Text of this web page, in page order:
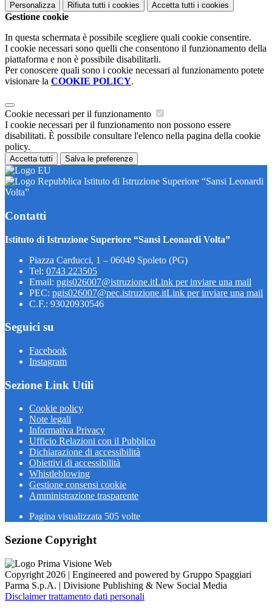
Personalizza Rifiuta tutti i cookies Accetta tutti i cookies
Gestione cookie
In questa schermata è possibile scegliere quali cookie consentire.
I cookie necessari sono quelli che consentono il funzionamento della
piattaforma e non è possibile disabilitarli.
Per conoscere quali sono i cookie necessari al funzionamento potete
visionare la COOKIE POLICY.
Cookie necessari per il funzionamento
I cookie necessari per il funzionamento non possono essere
disabilitati. È possibile consultare l'elenco nella pagina della cookie
policy.
Accetta tutti Salva le preferenze
Istituto di Istruzione Superiore “Sansi Leonardi
Volta”
Contatti
Istituto di Istruzione Superiore “Sansi Leonardi Volta”
Piazza Carducci, 1 – 06049 Spoleto (PG)
Tel: 0743 223505
Email: pgis026007@istruzione.itLink per inviare una mail
PEC: pgis026007@pec.istruzione.itLink per inviare una mail
C.F.: 93020930546
Seguici su
Facebook
Instagram
Sezione Link Utili
Cookie policy
Note legali
Informativa Privacy
Ufficio Relazioni con il Pubblico
Dichiarazione di accessibilità
Obiettivi di accessibilità
Whistleblowing
Gestione consensi cookie
Amministrazione trasparente
Pagina visualizzata 505 volte
Sezione Copyright
Copyright 2026 | Engineered and powered by Gruppo Spaggiari
Parma S.p.A. | Divisione Publishing & New Social Media
Disclaimer trattamento dati personali